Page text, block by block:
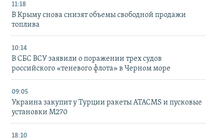
11:18
В Крыму снова снизят объемы свободной продажи
топлива
10:14
В СБС ВСУ заявили о поражении трех судов
российского «теневого флота» в Черном море
09:05
Украина закупит у Турции ракеты ATACMS и пусковые
установки M270
18:10